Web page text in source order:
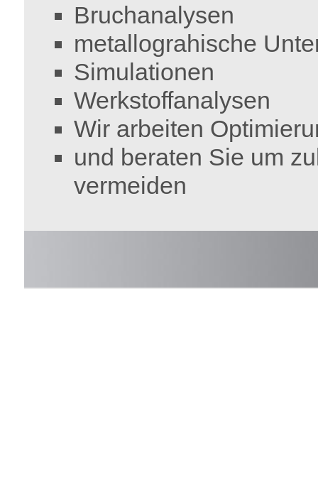
Bruchanalysen
metallograhische
Simulationen
Werkstoffanalysen
Wir arbeiten
und beraten Sie um
vermeiden